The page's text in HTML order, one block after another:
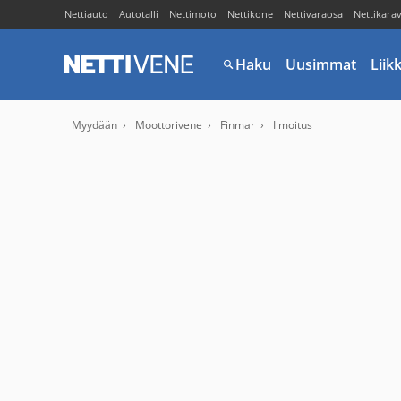
Nettiauto Autotalli Nettimoto Nettikone Nettivaraosa
Haku Uusimmat
Myydään Moottorivene Finmar Ilmoitus